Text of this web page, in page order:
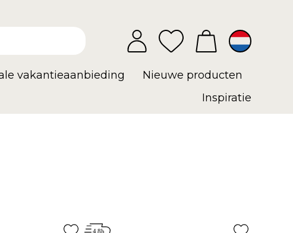
vakantieaanbieding
Nieuwe producten
Inspiratie